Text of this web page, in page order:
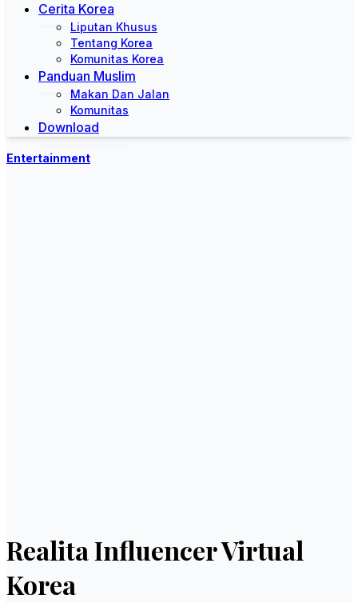
Cerita Korea
Liputan Khusus
Tentang Korea
Komunitas Korea
Panduan Muslim
Makan Dan Jalan
Komunitas
Download
Entertainment
Realita Influencer Virtual
Korea